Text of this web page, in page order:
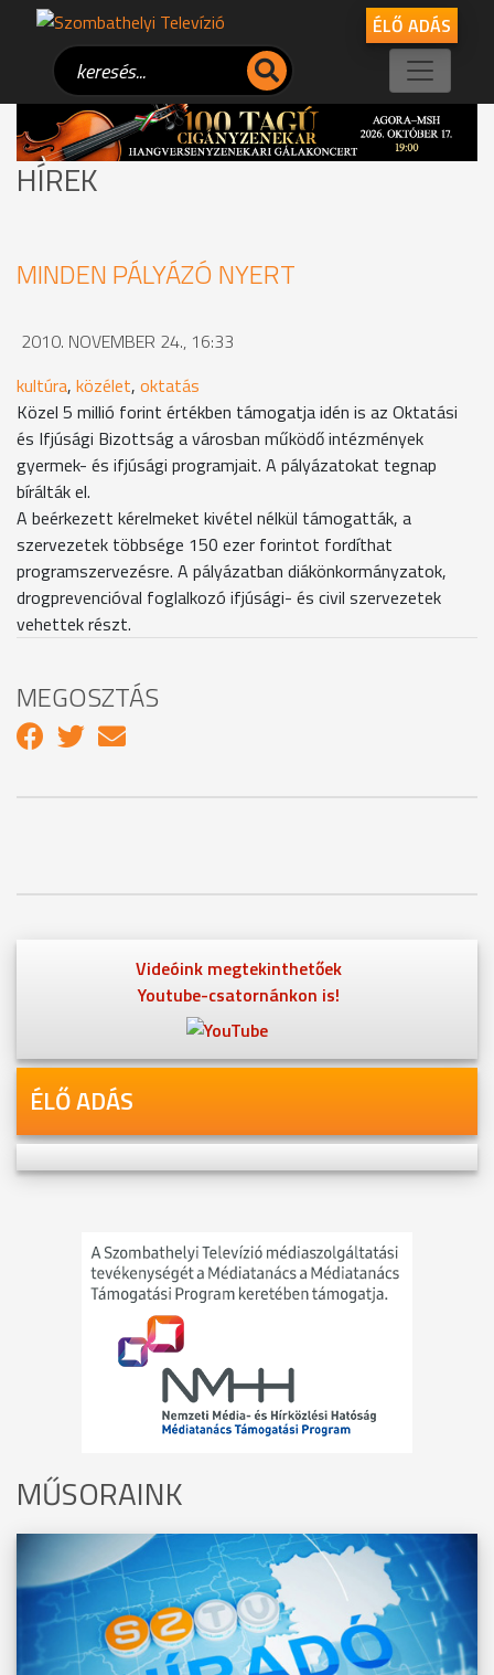
ÉLŐ ADÁS
HÍREK
MINDEN PÁLYÁZÓ NYERT
2010. NOVEMBER 24., 16:33
kultúra, közélet, oktatás
Közel 5 millió forint értékben támogatja idén is az Oktatási
és Ifjúsági Bizottság a városban működő intézmények
gyermek- és ifjúsági programjait. A pályázatokat tegnap
bírálták el.
A beérkezett kérelmeket kivétel nélkül támogatták, a
szervezetek többsége 150 ezer forintot fordíthat
programszervezésre. A pályázatban diákönkormányzatok,
drogprevencióval foglalkozó ifjúsági- és civil szervezetek
vehettek részt.
MEGOSZTÁS
Videóink megtekinthetőek
Youtube-csatornánkon is!
ÉLŐ ADÁS
MŰSORAINK